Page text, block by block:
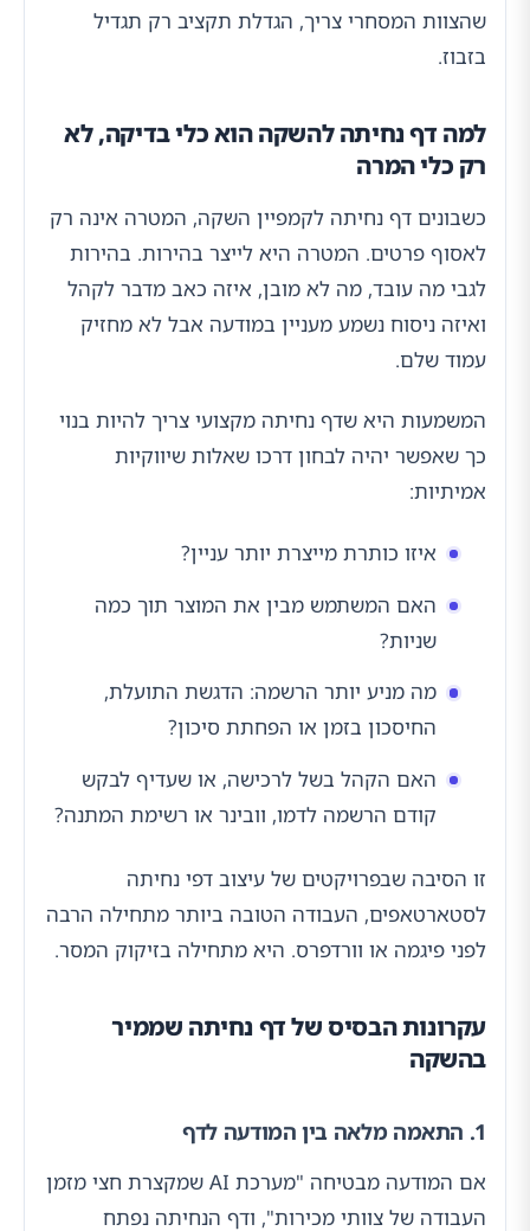
שהצוות המסחרי צריך, הגדלת תקציב רק תגדיל
בזבוז.
למה דף נחיתה להשקה הוא כלי בדיקה, לא
רק כלי המרה
כשבונים דף נחיתה לקמפיין השקה, המטרה אינה רק
לאסוף פרטים. המטרה היא לייצר בהירות. בהירות
לגבי מה עובד, מה לא מובן, איזה כאב מדבר לקהל
ואיזה ניסוח נשמע מעניין במודעה אבל לא מחזיק
עמוד שלם.
המשמעות היא שדף נחיתה מקצועי צריך להיות בנוי
כך שאפשר יהיה לבחון דרכו שאלות שיווקיות
אמיתיות:
איזו כותרת מייצרת יותר עניין?
האם המשתמש מבין את המוצר תוך כמה
שניות?
מה מניע יותר הרשמה: הדגשת התועלת,
החיסכון בזמן או הפחתת סיכון?
האם הקהל בשל לרכישה, או שעדיף לבקש
קודם הרשמה לדמו, וובינר או רשימת המתנה?
זו הסיבה שבפרויקטים של עיצוב דפי נחיתה
לסטארטאפים, העבודה הטובה ביותר מתחילה הרבה
לפני פיגמה או וורדפרס. היא מתחילה בזיקוק המסר.
עקרונות הבסיס של דף נחיתה שממיר
בהשקה
1. התאמה מלאה בין המודעה לדף
אם המודעה מבטיחה "מערכת AI שמקצרת חצי מזמן
העבודה של צוותי מכירות", ודף הנחיתה נפתח